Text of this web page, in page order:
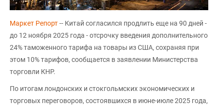
Маркет Репорт-- Китай согласился продлить еще на 90 дней -
до 12 ноября 2025 года - отсрочку введения дополнительного
24% таможенного тарифа на товары из США, сохраняя при
этом 10% тарифов, сообщается в заявлении Министерства
торговли КНР.
По итогам лондонских и стокгольмских экономических и
торговых переговоров, состоявшихся в июне-июле 2025 года,